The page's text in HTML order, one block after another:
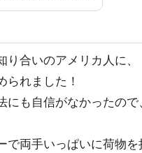
り合いのアメリカ人に
られました！
にも自信がなかったので
で両手いっぱいに荷物を